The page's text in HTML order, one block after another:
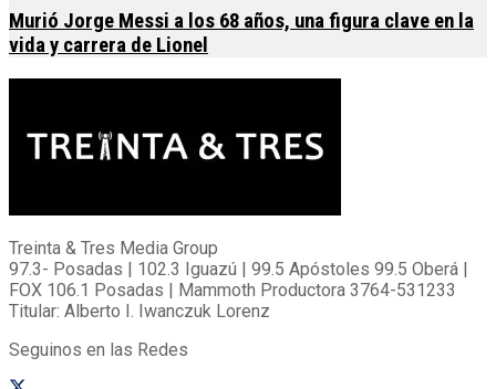
Murió Jorge Messi a los 68 años, una figura clave en la
vida y carrera de Lionel
Treinta & Tres Media Group
97.3- Posadas | 102.3 Iguazú | 99.5 Apóstoles 99.5 Oberá |
FOX 106.1 Posadas | Mammoth Productora 3764-531233
Titular: Alberto I. Iwanczuk Lorenz
Seguinos en las Redes